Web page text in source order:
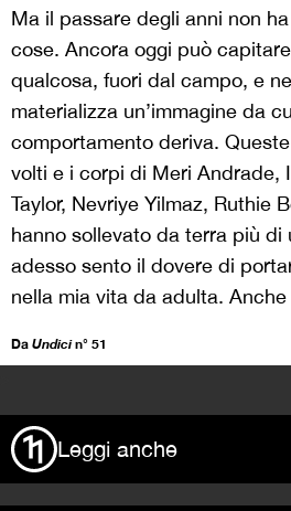
Ma il passare degli anni non
cose. Ancora oggi può
qualcosa, fuori dal campo, e
materializza un’immagine da
comportamento deriva.
volti e i corpi di Meri Andrade,
Taylor, Nevriye Yilmaz, Ruthie
hanno sollevato da terra più di
adesso sento il dovere di
nella mia vita da adulta.
Da Undicin° 51
Leggi anche